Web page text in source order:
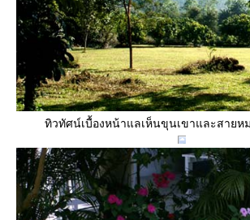
ทิวทัศน์เบื้องหน้าแลเห็นขุนเขาและสายห